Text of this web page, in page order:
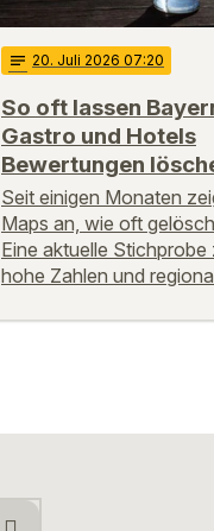
notes 20. Juli 2026 07:20
So oft lassen
Gastro und Hotels
Bewertungen
Seit einigen Monaten
Maps an, wie oft
Eine aktuelle Stichprobe
hohe Zahlen und